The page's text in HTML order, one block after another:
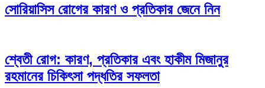
সোরিয়াসিস রোগের কারণ ও প্রতিকার জেনে নিন
শ্বেতী রোগ: কারণ, প্রতিকার এবং হাকীম মিজানুর
রহমানের চিকিৎসা পদ্ধতির সফলতা